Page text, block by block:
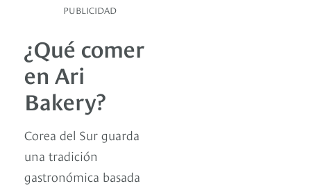
PUBLICIDAD
¿Qué comer
en Ari
Bakery?
Corea del Sur guarda
una tradición
gastronómica basada